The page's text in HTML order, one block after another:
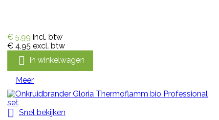
€ 5,99 incl. btw
€ 4,95 excl. btw
 In winkelwagen
Meer
 Snel bekijken